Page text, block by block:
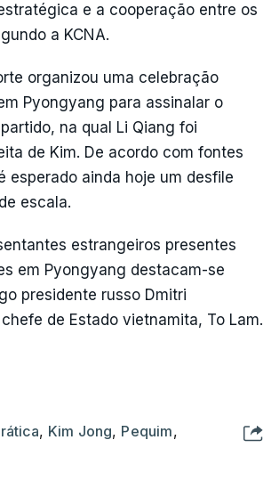
e a cooperação entre os
a KCNA.
organizou uma celebração
Pyongyang para assinalar o
na qual Li Qiang foi
de Kim. De acordo com fontes
esperado ainda hoje um desfile
escala.
estrangeiros presentes
em Pyongyang destacam-se
presidente russo Dmitri
de Estado vietnamita, To Lam.
, Kim Jong, Pequim,